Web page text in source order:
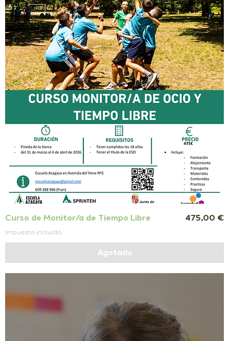
Curso de Monitor/a de Tiempo Libre Precio
475,00 €
Impuesto incluido
Agotado